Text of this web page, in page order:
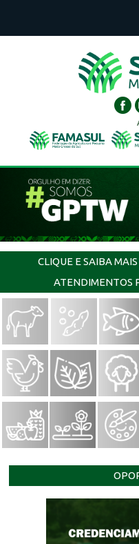
CLIQUE E SAIBA
ATENDIMENTOS